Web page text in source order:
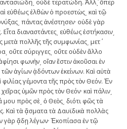
οὐδὲ τερατώδη. Ἀλλ΄͵ ὅπερ
εὐθέως ἐλθὼν ὁ προεστὼς͵ καὶ τῷ
πάντας ἀνέστησεν· οὐδὲ γὰρ
διαναστάντες͵ εὐθέως ἑστήκασιν͵
πολλῆς τῆς συμφωνίας͵ μετ΄
οὔτε σύριγγες͵ οὔτε οὐδὲν ἄλλο
φωνὴν͵ οἵαν ἔστιν ἀκοῦσαι ἐν
τῶν ἁγίων ᾀδόντων ἐκείνων. Καὶ αὐτὰ
γέμοντα τῆς πρὸς τὸν Θεόν. Ἐν
ὑμῶν πρὸς τὸν Θεόν· καὶ πάλιν͵
μου πρὸς σὲ͵ ὁ Θεὸς͵ διότι φῶς τὰ
Καὶ τὰ ᾄσματα τὰ Δαυϊδικὰ πολλὰς
γὰρ ᾄδῃ λέγων· Ἐκοπίασα ἐν τῷ